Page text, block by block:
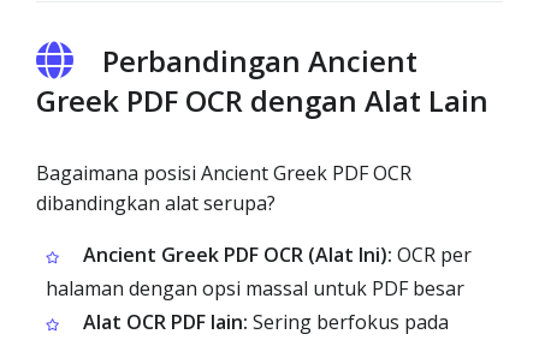
Perbandingan Ancient
Greek PDF OCR dengan Alat Lain
Bagaimana posisi Ancient Greek PDF OCR
dibandingkan alat serupa?
Ancient Greek PDF OCR (Alat Ini): OCR per
halaman dengan opsi massal untuk PDF besar
Alat OCR PDF lain: Sering berfokus pada